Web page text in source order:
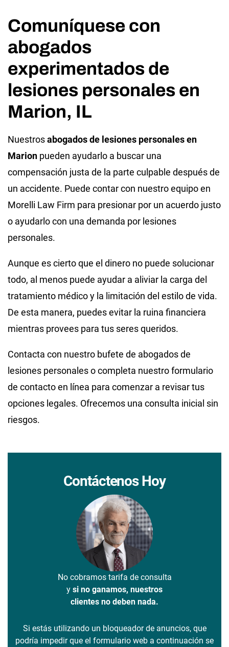
Comuníquese con
abogados
experimentados de
lesiones personales en
Marion, IL
Nuestrosabogados de lesiones personales en
Marion pueden ayudarlo a buscar una
compensación justa de la parte culpable después de
un accidente. Puede contar con nuestro equipo en
Morelli Law Firm para presionar por un acuerdo justo
o ayudarlo con una demanda por lesiones
personales.
Aunque es cierto que el dinero no puede solucionar
todo, al menos puede ayudar a aliviar la carga del
tratamiento médico y la limitación del estilo de vida.
De esta manera, puedes evitar la ruina financiera
mientras provees para tus seres queridos.
Contacta con nuestro bufete de abogados de
lesiones personales o completa nuestro formulario
de contacto en línea para comenzar a revisar tus
opciones legales. Ofrecemos una consulta inicial sin
riesgos.
Contáctenos Hoy
No cobramos tarifa de consulta
y si no ganamos, nuestros
clientes no deben nada.
Si estás utilizando un bloqueador de anuncios, que
podría impedir que el formulario web a continuación se